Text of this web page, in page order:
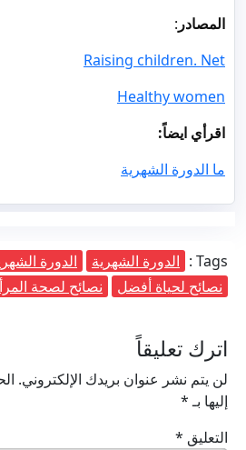
المصادر :
Raising children. Net
Healthy women
اقرأي ايضاً:
ما الدورة الشهرية
Tags : الدورة الشهرية
الدورة
نصائح لحياة أفضل
نصائح لصحة
اترك تعليقاً
لن يتم نشر عنوان بريدك الإلكتروني.
إليها بـ*
التعليق *